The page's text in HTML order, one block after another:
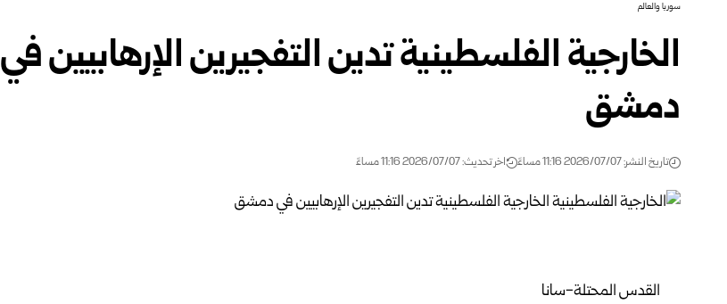
سوريا والعالم
الخارجية الفلسطينية تدين التفجيرين الإرهابيين في
دمشق
تاريخ النشر: 2026/07/07 11:16 مساءً اخر تحديث: 2026/07/07 11:16 مساءً
القدس المحتلة-سانا